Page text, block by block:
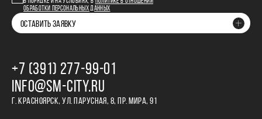
В ПОРЯДКЕ И НА УСЛОВИЯХ, В ПОЛИТИКЕ В ОТНОШЕНИИ
ОБРАБОТКИ ПЕРСОНАЛЬНЫХ ДАННЫХ
ОСТАВИТЬ ЗАЯВКУ
+7 (391) 277‒99‒01
INFO@SM-CITY.RU
Г. КРАСНОЯРСК, УЛ. ПАРУСНАЯ, 8, ПР. МИРА, 91